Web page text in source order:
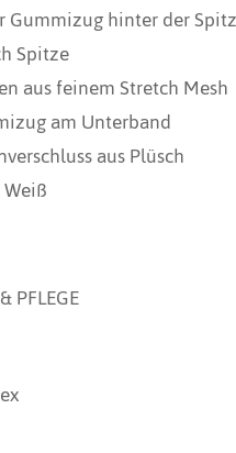
Gummizug hinter der
Spitze
aus feinem Stretch Mesh
am Unterband
aus Plüsch
PFLEGE